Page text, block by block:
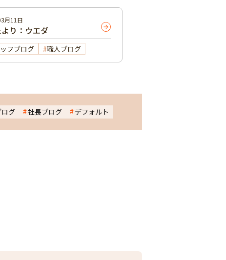
月11日
り：ウエダ
フブログ 職人ブログ
グ 社長ブログ デフォルト